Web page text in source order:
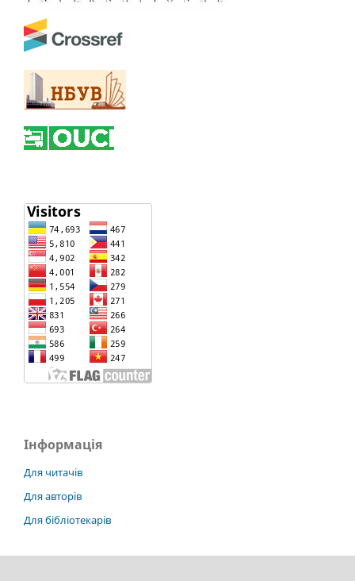
Інформація
Для читачів
Для авторів
Для бібліотекарів